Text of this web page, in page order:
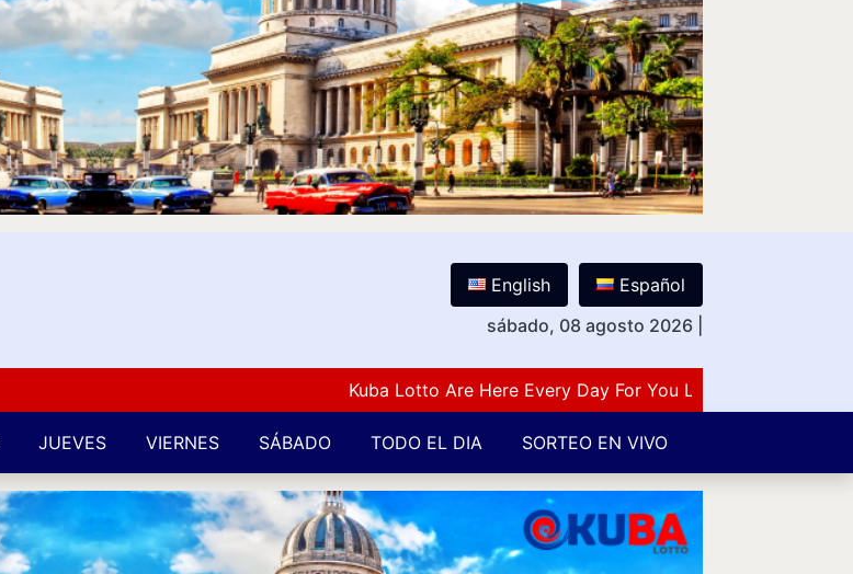
English
Español
sábado, 08 agosto 2026
Kuba Lotto Are Here Every Day For You Lovers Of Number
JUEVES VIERNES SÁBADO TODO EL DIA SORTEO EN VIVO